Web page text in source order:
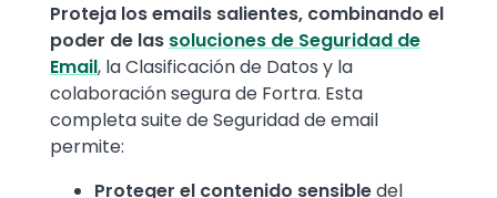
Text
Proteja los emails salientes, combinando el
poder de las soluciones de Seguridad de
Email, la Clasificación de Datos y la
colaboración segura de Fortra. Esta
completa suite de Seguridad de email
permite:
Proteger el contenido sensibledel